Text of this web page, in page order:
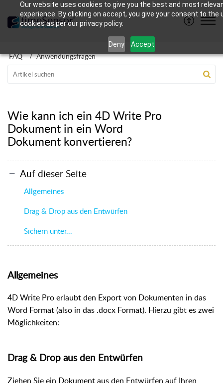
Our website uses cookies to give you the best and most
experience. By clicking on accept, you give your consent to the
cookies as per our privacy policy.
Deny Accept
FAQ Anwendungsfragen
Wie kann ich ein 4D Write Pro
Dokument in ein Word
Dokument konvertieren?
Auf dieser Seite
Allgemeines
Drag & Drop aus den Entwürfen
Sichern unter...
Allgemeines
4D Write Pro erlaubt den Export von Dokumenten in das
Word Format (also in das .docx Format). Hierzu gibt es zwei
Möglichkeiten:
Drag & Drop aus den Entwürfen
Ziehen Sie ein Dokument aus den Entwürfen auf Ihren